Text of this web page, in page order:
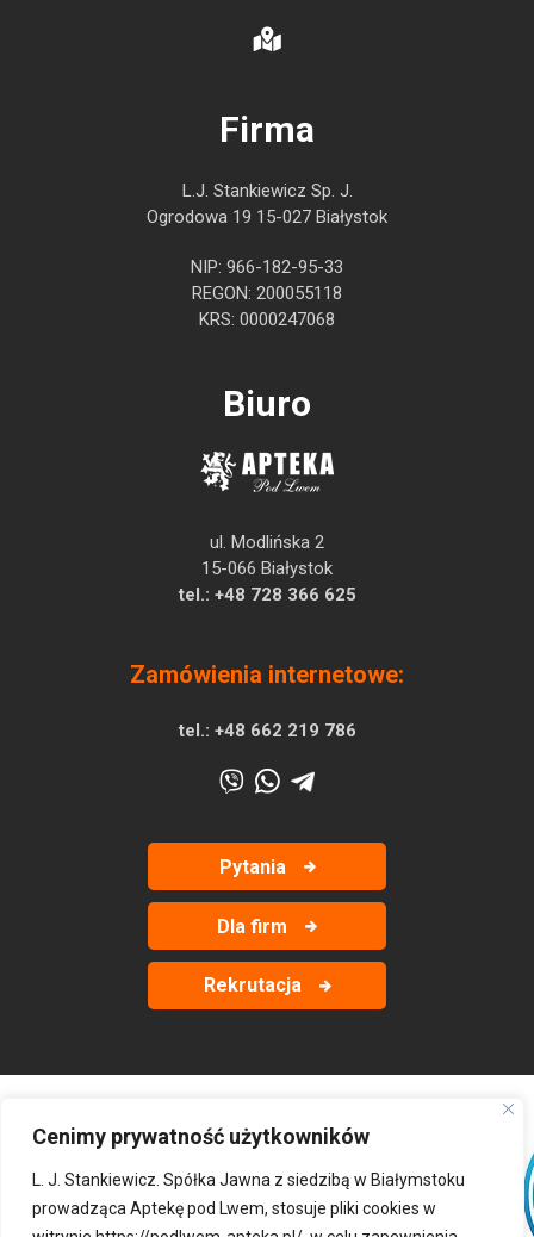
Cenimy prywatność użytkowników
L. J. Stankiewicz. Spółka Jawna z siedzibą w Białymstoku
prowadząca Aptekę pod Lwem, stosuje pliki cookies w
Firma
L.J. Stankiewicz Sp. J.
Ogrodowa 19 15-027 Białystok
NIP: 966-182-95-33
REGON: 200055118
KRS: 0000247068
Biuro
ul. Modlińska 2
15-066 Białystok
tel.: +48 728 366 625
Zamówienia internetowe:
tel.: +48 662 219 786
Pytania
Dla firm
Rekrutacja
‹